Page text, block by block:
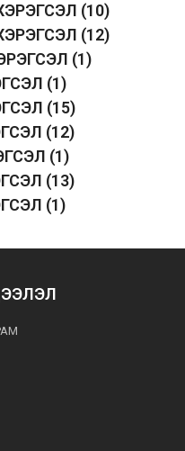
(10)
(12)
(1)
(1)
(15)
(12)
(1)
(13)
(1)